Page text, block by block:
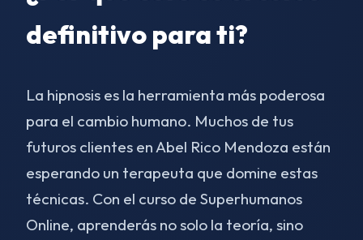
definitivo para ti?
La hipnosis es la herramienta más poderosa
para el cambio humano. Muchos de tus
futuros clientes en Abel Rico Mendoza están
esperando un terapeuta que domine estas
técnicas. Con el curso de Superhumanos
Online, aprenderás no solo la teoría, sino